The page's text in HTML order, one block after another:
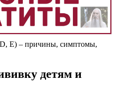
E) – причины, симптомы,
детям и